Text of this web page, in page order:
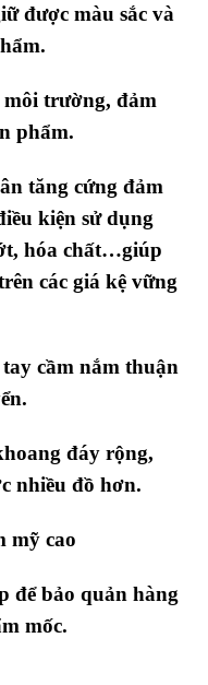
được màu sắc và
trường, đảm
phẩm.
tăng cứng đảm
kiện sử dụng
hóa chất…giúp
các giá kệ vững
cầm nắm thuận
đáy rộng,
nhiều đồ hơn.
mỹ cao
để bảo quản hàng
mốc.